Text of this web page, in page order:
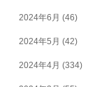
2024年6月 (46)
2024年5月 (42)
2024年4月 (334)